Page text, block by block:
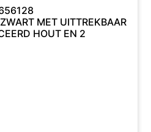
MET UITTREKBAAR
HOUT EN 2